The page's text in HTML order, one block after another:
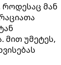
მან
უმეტეს,